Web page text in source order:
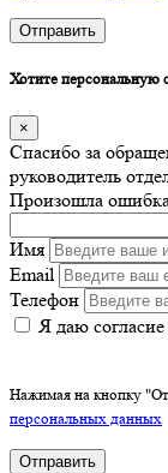
Отправить
Хотите персональную
×
Спасибо за
руководитель
Произошла
Имя
Email
Телефон
Я даю
Нажимая на кнопку
персональных данных
Отправить